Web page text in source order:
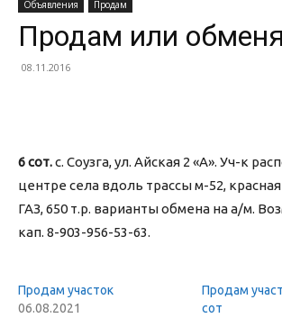
Объявления Продам
Продам или
08.11.2016
6 сот.с. Соузга, ул. Айская 2 «А». Уч-к
центре села вдоль трассы м-52,
ГАЗ, 650 т.р. варианты обмена на а/м.
кап. 8-903-956-53-63.
Продам участок
06.08.2021
Продам
сот